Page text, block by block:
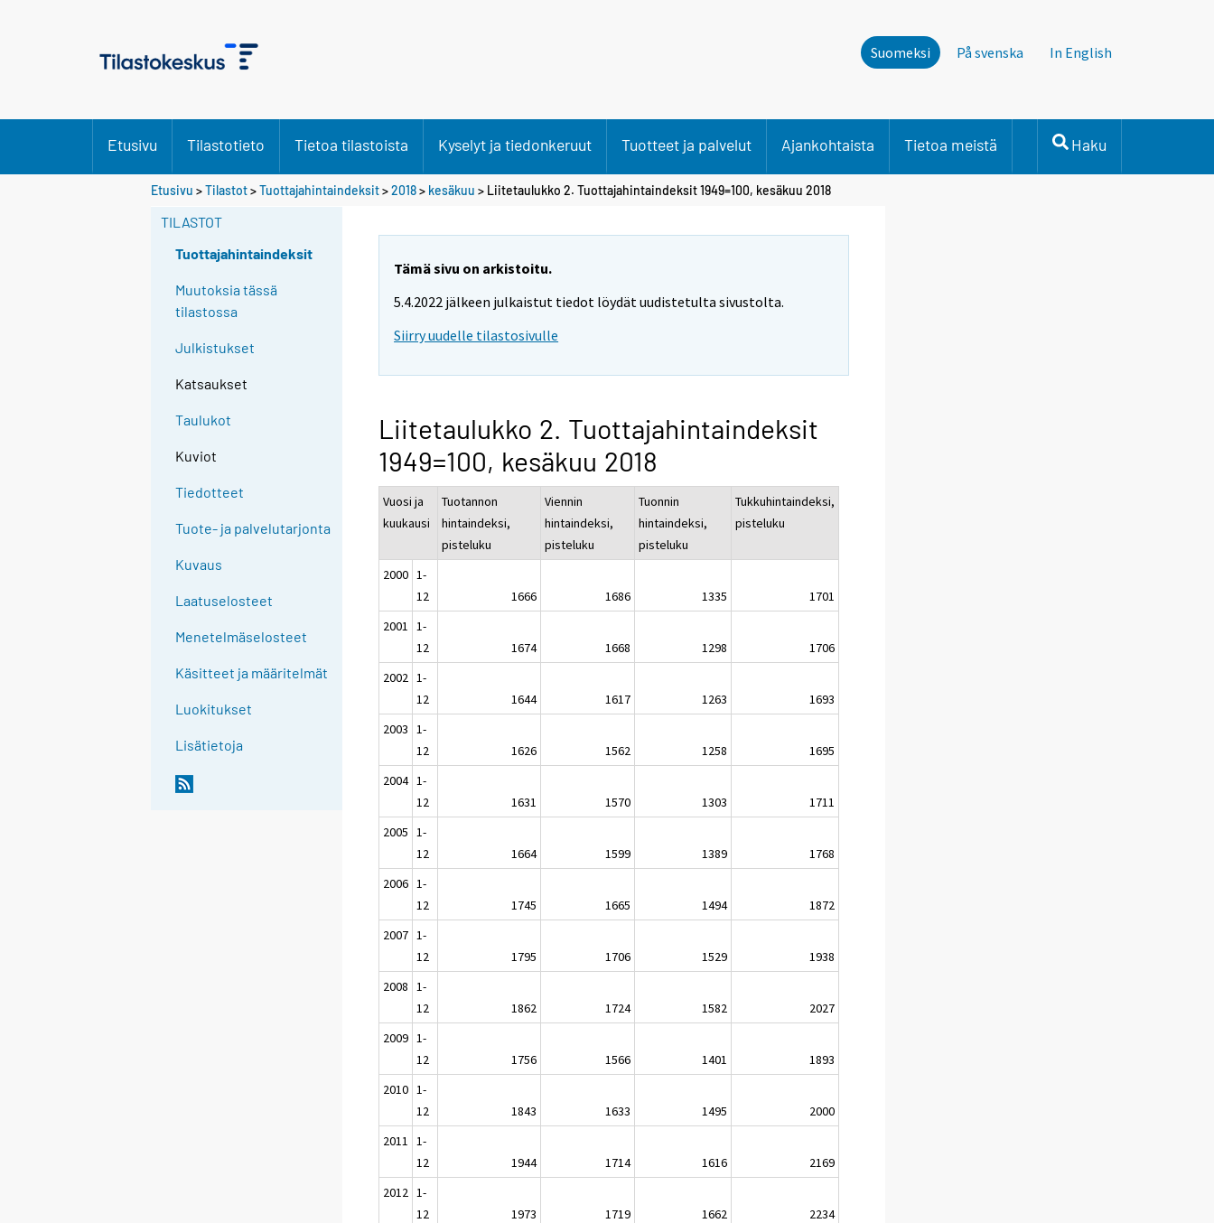
Suomeksi På svenska In English
Etusivu Tilastotieto Tietoa tilastoista Kyselyt ja tiedonkeruut Tuotteet ja palvelut Ajankohtaista Tietoa meistä Haku
Etusivu >Tilastot>Tuottajahintaindeksit>2018> kesäkuu > Liitetaulukko 2. Tuottajahintaindeksit 1949=100, kesäkuu 2018
TILASTOT
Tuottajahintaindeksit
Muutoksia tässä
tilastossa
Julkistukset
Katsaukset
Taulukot
Kuviot
Tiedotteet
Tuote- ja palvelutarjonta
Kuvaus
Laatuselosteet
Menetelmäselosteet
Käsitteet ja määritelmät
Luokitukset
Lisätietoja
Tämä sivu on arkistoitu.
5.4.2022 jälkeen julkaistut tiedot löydät uudistetulta sivustolta.
Siirry uudelle tilastosivulle
Liitetaulukko 2. Tuottajahintaindeksit
1949=100, kesäkuu 2018
Vuosi ja
kuukausi
Tuotannon
hintaindeksi,
pisteluku
Viennin
hintaindeksi,
pisteluku
Tuonnin
hintaindeksi,
pisteluku
Tukkuhintaindeksi,
pisteluku
2000 1-
12
1666 1686 1335
1701
2001 1-
12
1674 1668 1298
1706
2002 1-
12
1644 1617 1263
1693
2003 1-
12
1626 1562 1258
1695
2004 1-
12
1631 1570 1303
1711
2005 1-
12
1664 1599 1389
1768
2006 1-
12
1745 1665 1494
1872
2007 1-
12
1795 1706 1529
1938
2008 1-
12
1862 1724 1582
2027
2009 1-
12
1756 1566 1401
1893
2010 1-
12
1843 1633 1495
2000
2011 1-
12
1944 1714 1616
2169
2012 1-
12
1973 1719 1662
2234